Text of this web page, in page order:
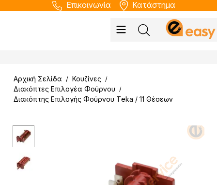
Επικοινωνία Κατάστημα
Αρχική Σελίδα / Κουζίνες /
Διακόπτες Επιλογέα Φούρνου /
Διακόπτης Επιλογής Φούρνου Τeka / 11 Θέσεων